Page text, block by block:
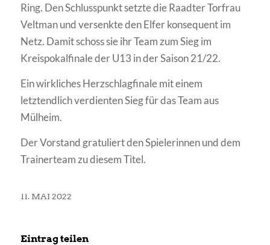
Ring. Den Schlusspunkt setzte die Raadter Torfrau
Veltman und versenkte den Elfer konsequent im
Netz. Damit schoss sie ihr Team zum Sieg im
Kreispokalfinale der U13 in der Saison 21/22.
Ein wirkliches Herzschlagfinale mit einem
letztendlich verdienten Sieg für das Team aus
Mülheim.
Der Vorstand gratuliert den Spielerinnen und dem
Trainerteam zu diesem Titel.
11. MAI 2022
Eintrag teilen